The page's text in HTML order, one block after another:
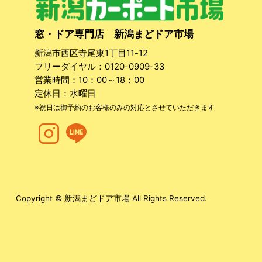
窓・ドア専門店 新潟まどドア市場
新潟市西区寺尾東1丁目11-12
フリーダイヤル：0120-0909-33
営業時間：10：00～18：00
定休日：水曜日
※祝日は御予約のお客様のみの対応とさせていただきます
Copyright © 新潟まどドア市場 All Rights Reserved.